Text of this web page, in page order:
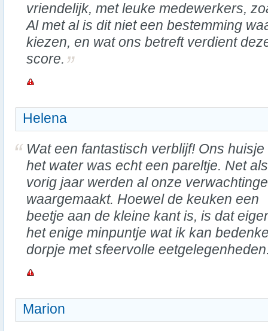
vriendelijk, met leuke medewerkers,
Al met al is dit niet een bestemming
kiezen, en wat ons betreft verdient
score.
Helena
Wat een fantastisch verblijf! Ons huisje
het water was echt een pareltje. Net als
vorig jaar werden al onze
waargemaakt. Hoewel de keuken een
beetje aan de kleine kant is, is dat
het enige minpuntje wat ik kan
dorpje met sfeervolle
Marion